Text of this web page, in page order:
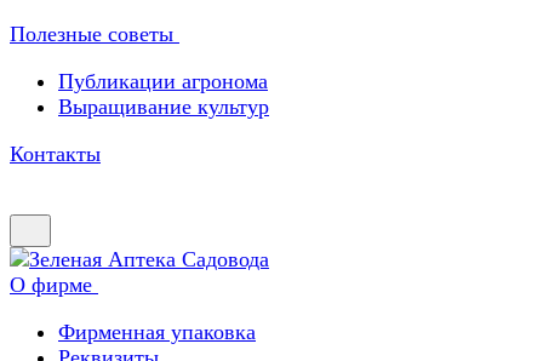
Полезные советы
Публикации агронома
Выращивание культур
Контакты
О фирме
Фирменная упаковка